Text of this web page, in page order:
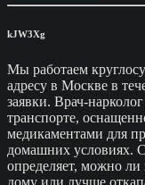
kJW3Xg
Мы работаем
адресу в Москве в
заявки. Врач-
транспорте,
медикаментами для
домашних условиях.
определяет, можно ли
дому или лучше